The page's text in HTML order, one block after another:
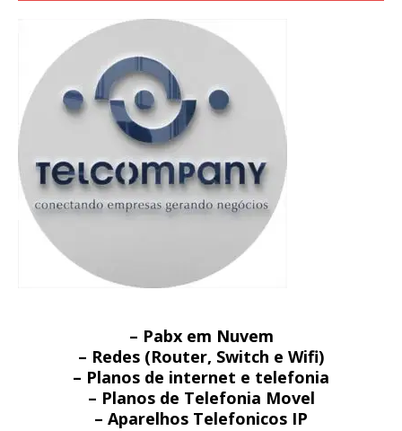
– Pabx em Nuvem
– Redes (Router, Switch e Wifi)
– Planos de internet e telefonia
– Planos de Telefonia Movel
– Aparelhos Telefonicos IP